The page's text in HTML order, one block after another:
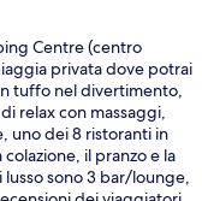
Centre (centro
privata dove potrai
tuffo nel divertimento,
relax con massaggi,
uno dei 8 ristoranti in
il pranzo e la
sono 3 bar/lounge,